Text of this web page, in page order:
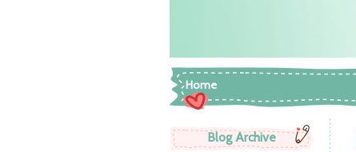
Home
Blog Archive